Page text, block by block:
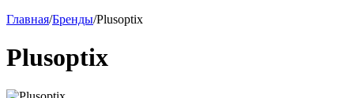
Главная/Бренды/Plusoptix
Plusoptix